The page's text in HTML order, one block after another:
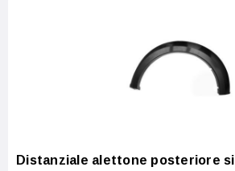
Distanziale alettone posteriore